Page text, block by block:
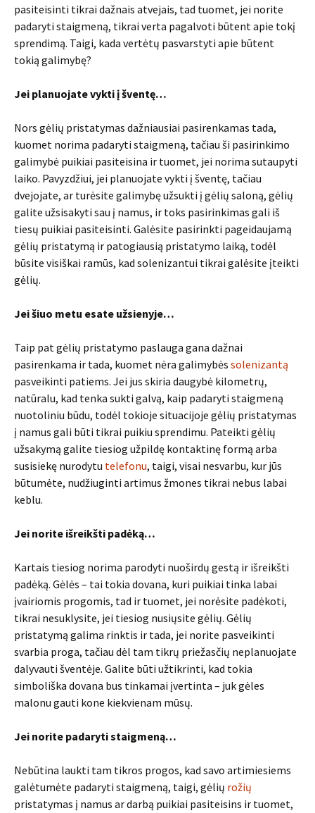
pasiteisinti tikrai dažnais atvejais, tad tuomet, jei norite
padaryti staigmeną, tikrai verta pagalvoti būtent apie tokį
sprendimą. Taigi, kada vertėtų pasvarstyti apie būtent
tokią galimybę?
Jei planuojate vykti į šventę…
Nors gėlių pristatymas dažniausiai pasirenkamas tada,
kuomet norima padaryti staigmeną, tačiau ši pasirinkimo
galimybė puikiai pasiteisina ir tuomet, jei norima sutaupyti
laiko. Pavyzdžiui, jei planuojate vykti į šventę, tačiau
dvejojate, ar turėsite galimybę užsukti į gėlių saloną, gėlių
galite užsisakyti sau į namus, ir toks pasirinkimas gali iš
tiesų puikiai pasiteisinti. Galėsite pasirinkti pageidaujamą
gėlių pristatymą ir patogiausią pristatymo laiką, todėl
būsite visiškai ramūs, kad solenizantui tikrai galėsite įteikti
gėlių.
Jei šiuo metu esate užsienyje…
Taip pat gėlių pristatymo paslauga gana dažnai
pasirenkama ir tada, kuomet nėra galimybės solenizantą
pasveikinti patiems. Jei jus skiria daugybė kilometrų,
natūralu, kad tenka sukti galvą, kaip padaryti staigmeną
nuotoliniu būdu, todėl tokioje situacijoje gėlių pristatymas
į namus gali būti tikrai puikiu sprendimu. Pateikti gėlių
užsakymą galite tiesiog užpildę kontaktinę formą arba
susisiekę nurodytu telefonu, taigi, visai nesvarbu, kur jūs
būtumėte, nudžiuginti artimus žmones tikrai nebus labai
keblu.
Jei norite išreikšti padėką…
Kartais tiesiog norima parodyti nuoširdų gestą ir išreikšti
padėką. Gėlės – tai tokia dovana, kuri puikiai tinka labai
įvairiomis progomis, tad ir tuomet, jei norėsite padėkoti,
tikrai nesuklysite, jei tiesiog nusiųsite gėlių. Gėlių
pristatymą galima rinktis ir tada, jei norite pasveikinti
svarbia proga, tačiau dėl tam tikrų priežasčių neplanuojate
dalyvauti šventėje. Galite būti užtikrinti, kad tokia
simboliška dovana bus tinkamai įvertinta – juk gėles
malonu gauti kone kiekvienam mūsų.
Jei norite padaryti staigmeną…
Nebūtina laukti tam tikros progos, kad savo artimiesiems
galėtumėte padaryti staigmeną, taigi, gėlių rožių
pristatymas į namus ar darbą puikiai pasiteisins ir tuomet,